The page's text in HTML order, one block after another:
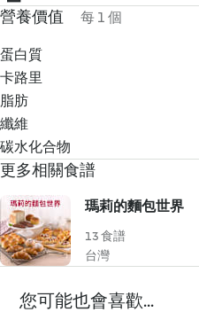
營養價值 每 1 個
蛋白質
卡路里
脂肪
纖維
碳水化合物
更多相關食譜
瑪莉的麵包世界
13 食譜
台灣
您可能也會喜歡...